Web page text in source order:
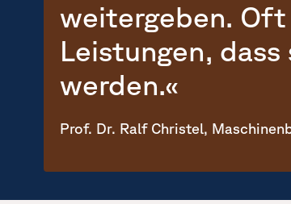
weitergeben. Oft
Leistungen,
werden.«
Prof. Dr. Ralf Christel,